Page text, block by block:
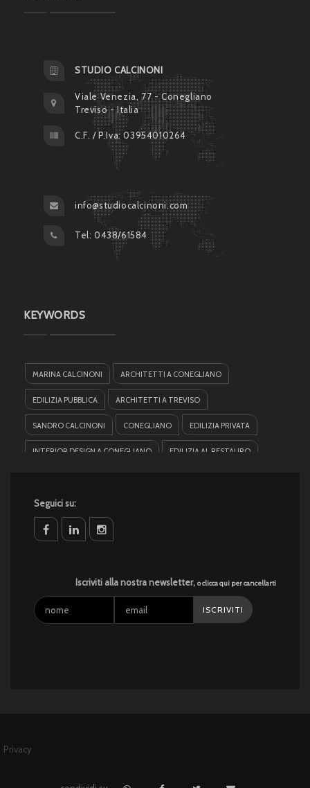
STUDIO CALCINONI
Viale Venezia, 77 - Conegliano
Treviso - Italia
C.F. / P.Iva: 03954010264
info@studiocalcinoni.com
Tel: 0438/61584
KEYWORDS
MARINA CALCINONI ARCHITETTI A CONEGLIANO
EDILIZIA PUBBLICA ARCHITETTI A TREVISO
SANDRO CALCINONI CONEGLIANO EDILIZIA PRIVATA
INTERIOR DESIGN A CONEGLIANO EDILIZIA AL RESTAURO
INTERIOR DESIGN A TREVISO
Seguici su:
Iscriviti alla nostra newsletter, o clicca qui per cancellarti
Privacy